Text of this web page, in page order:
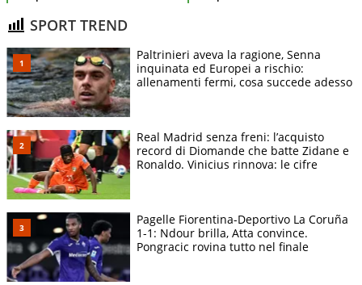
SPORT TREND
Paltrinieri aveva la ragione, Senna
inquinata ed Europei a rischio:
allenamenti fermi, cosa succede adesso
Real Madrid senza freni: l’acquisto
record di Diomande che batte Zidane e
Ronaldo. Vinicius rinnova: le cifre
Pagelle Fiorentina-Deportivo La Coruña
1-1: Ndour brilla, Atta convince.
Pongracic rovina tutto nel finale